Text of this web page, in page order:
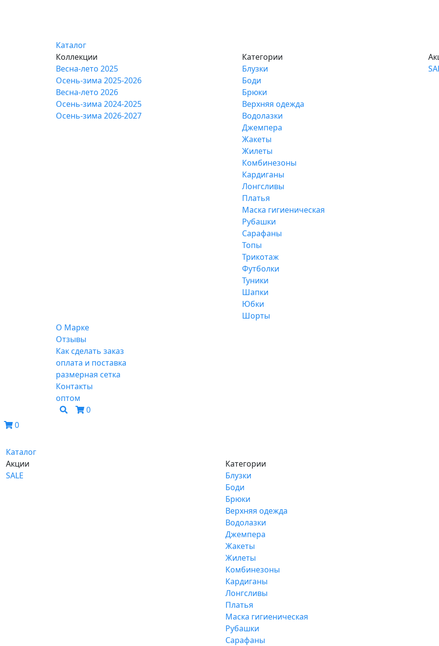
Каталог
Коллекции
Весна-лето 2025
Осень-зима 2025-2026
Весна-лето 2026
Осень-зима 2024-2025
Осень-зима 2026-2027
Категории
Блузки
Боди
Брюки
Верхняя одежда
Водолазки
Джемпера
Жакеты
Жилеты
Комбинезоны
Кардиганы
Лонгсливы
Платья
Маска гигиеническая
Рубашки
Сарафаны
Топы
Трикотаж
Футболки
Туники
Шапки
Юбки
Шорты
О Марке
Отзывы
Как сделать заказ
оплата и поставка
размерная сетка
Контакты
оптом
0
0
Каталог
Акции
SALE
Категории
Блузки
Боди
Брюки
Верхняя одежда
Водолазки
Джемпера
Жакеты
Жилеты
Комбинезоны
Кардиганы
Лонгсливы
Платья
Маска гигиеническая
Рубашки
Сарафаны